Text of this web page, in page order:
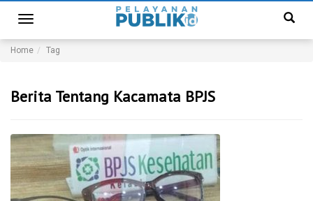
Toggle
navigation
Home Tag
Berita Tentang Kacamata BPJS